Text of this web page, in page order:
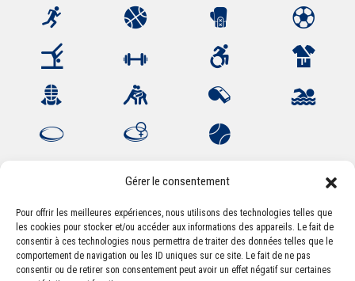
Gérer le consentement
Pour offrir les meilleures expériences, nous utilisons des technologies telles que
les cookies pour stocker et/ou accéder aux informations des appareils. Le fait de
consentir à ces technologies nous permettra de traiter des données telles que le
comportement de navigation ou les ID uniques sur ce site. Le fait de ne pas
consentir ou de retirer son consentement peut avoir un effet négatif sur certaines
Association Sportive Montferrandaise
84, boulevard Léon Jouhaux
CS 80221 - 63021 Clermont-Ferrand Cedex 2